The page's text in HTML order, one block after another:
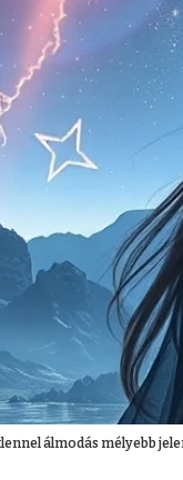
álmodás mélyebb